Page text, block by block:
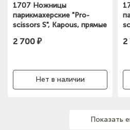
1707 Ножницы
парикмахерские "Pro-
scissors S", Kapous, прямые
2 700 ₽
Нет в наличии
2
Показать